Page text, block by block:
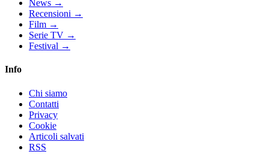
News →
Recensioni →
Film →
Serie TV →
Festival →
Info
Chi siamo
Contatti
Privacy
Cookie
Articoli salvati
RSS